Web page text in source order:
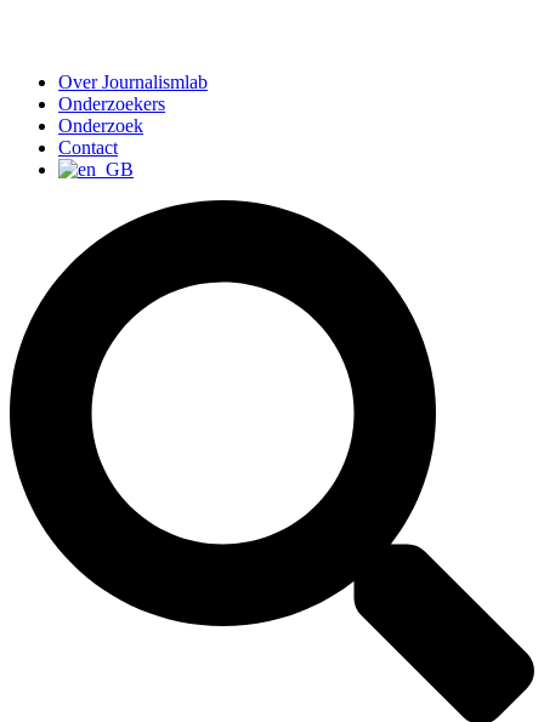
Over Journalismlab
Onderzoekers
Onderzoek
Contact